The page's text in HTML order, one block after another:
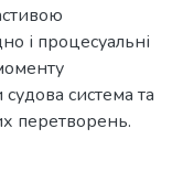
і процесуальні
система та
перетворень.